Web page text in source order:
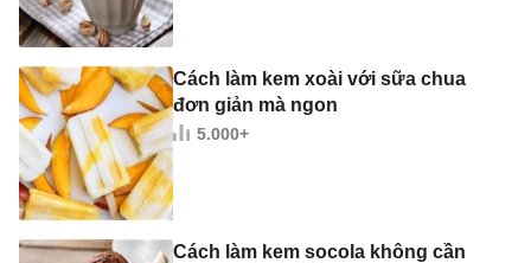
Cách làm kem xoài với sữa chua
đơn giản mà ngon
5.000+
Cách làm kem socola không cần